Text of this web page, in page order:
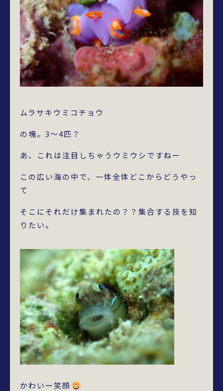
ムラサキウミコチョウ
の塊。3～4匹？
あ、これは注目しちゃうウミウシですねー
この広い海の中で、一体全体どこからどうやっ
て
そこにそれだけ集まれたの？？集合する技を知
りたい。
かわいー笑顔